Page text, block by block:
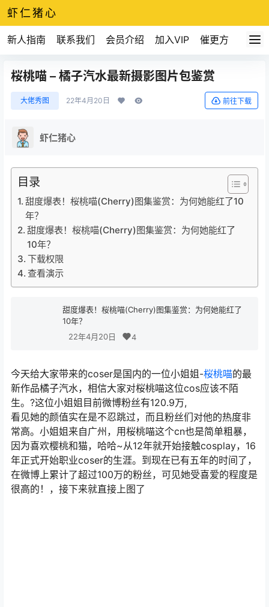
虾仁猪心
新人指南 联系我们 会员介绍 加入VIP 催更方式
桜桃喵 – 橘子汽水最新摄影图片包鉴赏
大佬秀图 22年4月20日 前往下载
虾仁猪心
目录
甜度爆表！桜桃喵(Cherry)图集鉴赏：为何她能红了10
年？
甜度爆表！桜桃喵(Cherry)图集鉴赏：为何她能红了
10年？
下载权限
查看演示
甜度爆表！桜桃喵(Cherry)图集鉴赏：为何她能红了
10年？
22年4月20日
4
今天给大家带来的coser是国内的一位小姐姐-桜桃喵的最
新作品橘子汽水，相信大家对桜桃喵这位cos应该不陌
生。?这位小姐姐目前微博粉丝有120.9万,
看见她的颜值实在是不忍跳过，而且粉丝们对他的热度非
常高。小姐姐来自广州，用桜桃喵这个cn也是简单粗暴，
因为喜欢樱桃和猫，哈哈~从12年就开始接触cosplay，16
年正式开始职业coser的生涯。到现在已有五年的时间了，
在微博上累计了超过100万的粉丝，可见她受喜爱的程度是
很高的！，接下来就直接上图了